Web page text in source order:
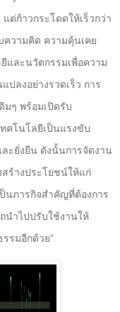
ต่ก้าวกระโดดให้เร็วกว่า
ความคิด ความคุ้นเคย
และนวัตกรรมเพื่อความ
ปลงอย่างรวดเร็ว การ
มๆ พร้อมเปิดรับ
คโนโลยีเป็นแรงขับ
ะยั่งยืน ดังนั้นการจัดงาน
ร้างประโยชน์ให้แก่
นภารกิจสำคัญที่ต้องการ
นำไปปรับใช้งานให้
รมอีกด้วย”